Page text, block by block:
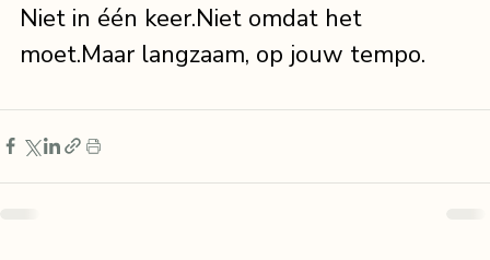
Niet in één keer.Niet omdat het
moet.Maar langzaam, op jouw tempo.